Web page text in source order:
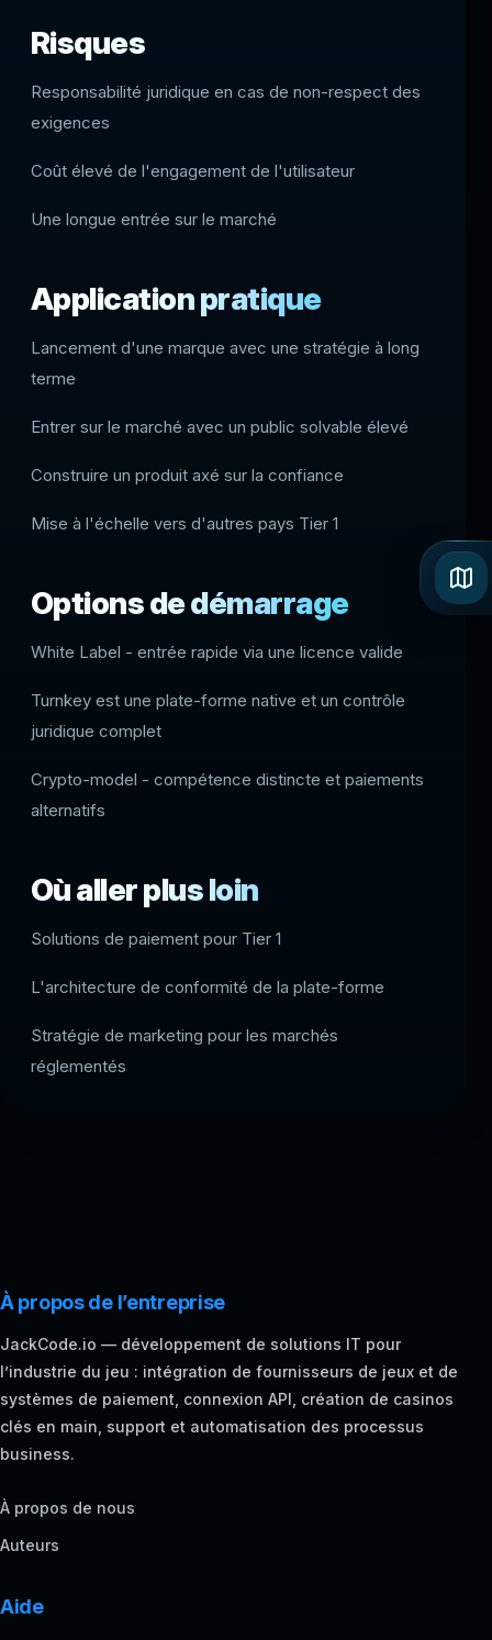
Risques
Responsabilité juridique en cas de non-respect des
exigences
Coût élevé de l'engagement de l'utilisateur
Une longue entrée sur le marché
Application pratique
Lancement d'une marque avec une stratégie à long
terme
Entrer sur le marché avec un public solvable élevé
Construire un produit axé sur la confiance
Mise à l'échelle vers d'autres pays Tier 1
Options de démarrage
White Label - entrée rapide via une licence valide
Turnkey est une plate-forme native et un contrôle
juridique complet
Crypto-model - compétence distincte et paiements
alternatifs
Où aller plus loin
Solutions de paiement pour Tier 1
L'architecture de conformité de la plate-forme
Stratégie de marketing pour les marchés
réglementés
À propos de l’entreprise
JackCode.io — développement de solutions IT pour
l’industrie du jeu : intégration de fournisseurs de jeux et de
systèmes de paiement, connexion API, création de casinos
clés en main, support et automatisation des processus
business.
À propos de nous
Auteurs
Aide